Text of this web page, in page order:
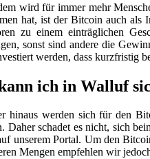
wird für immer mehr
hat, ist der Bitcoin auch
zu einem einträglichen
sonst sind andere die
werden, dass kurzfristig
ich in Walluf
hinaus werden sich für den
Daher schadet es nicht, sich
unserem Portal. Um den
Mengen empfehlen wir